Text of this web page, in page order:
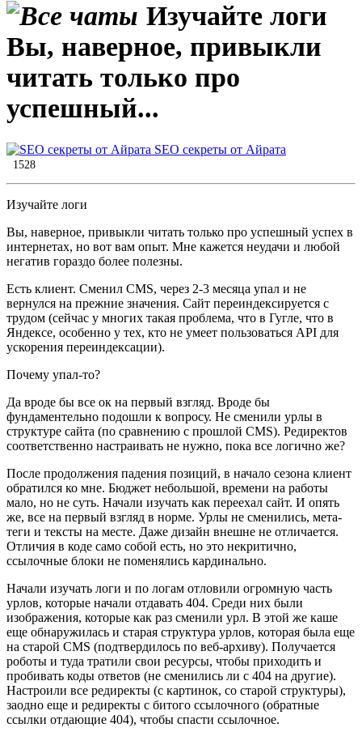
Изучайте логи
Вы, наверное, привыкли
читать только про
успешный...
SEO секреты от Айрата
1528
Изучайте логи
Вы, наверное, привыкли читать только про успешный успех в
интернетах, но вот вам опыт. Мне кажется неудачи и любой
негатив гораздо более полезны.
Есть клиент. Сменил CMS, через 2-3 месяца упал и не
вернулся на прежние значения. Сайт переиндексируется с
трудом (сейчас у многих такая проблема, что в Гугле, что в
Яндексе, особенно у тех, кто не умеет пользоваться API для
ускорения переиндексации).
Почему упал-то?
Да вроде бы все ок на первый взгляд. Вроде бы
фундаментельно подошли к вопросу. Не сменили урлы в
структуре сайта (по сравнению с прошлой CMS). Редиректов
соответственно настраивать не нужно, пока все логично же?
После продолжения падения позиций, в начало сезона клиент
обратился ко мне. Бюджет небольшой, времени на работы
мало, но не суть. Начали изучать как переехал сайт. И опять
же, все на первый взгляд в норме. Урлы не сменились, мета-
теги и тексты на месте. Даже дизайн внешне не отличается.
Отличия в коде само собой есть, но это некритично,
ссылочные блоки не поменялись кардинально.
Начали изучать логи и по логам отловили огромную часть
урлов, которые начали отдавать 404. Среди них были
изображения, которые как раз сменили урл. В этой же каше
еще обнаружилась и старая структура урлов, которая была еще
на старой CMS (подтвердилось по веб-архиву). Получается
роботы и туда тратили свои ресурсы, чтобы приходить и
пробивать коды ответов (не сменились ли с 404 на другие).
Настроили все редиректы (с картинок, со старой структуры),
заодно еще и редиректы с битого ссылочного (обратные
ссылки отдающие 404), чтобы спасти ссылочное.